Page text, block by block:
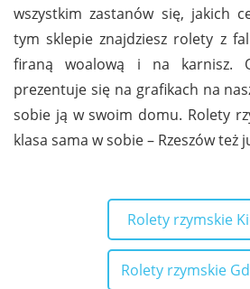
wszystkim zastanów się, jakich
tym sklepie znajdziesz rolety z
firaną woalową i na karnisz.
prezentuje się na grafikach na
sobie ją w swoim domu. Rolety
klasa sama w sobie – Rzeszów też
Rolety rzymskie
Rolety rzymskie